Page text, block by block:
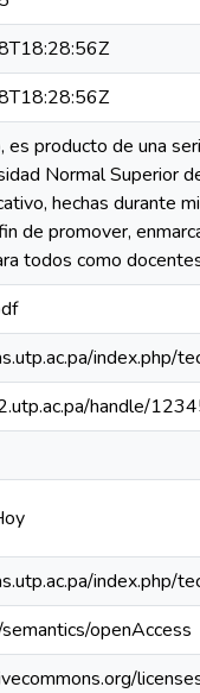
es producto de una
Normal Superior
hechas durante
de promover,
todos como
index.php/
handle/
index.php/
openAccess